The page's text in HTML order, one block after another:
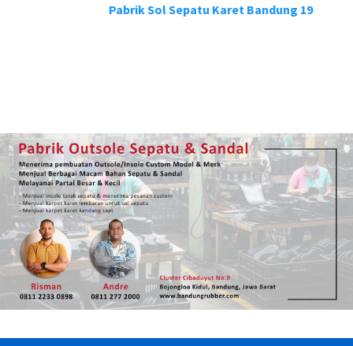
Pabrik Sol Sepatu Karet Bandung 19